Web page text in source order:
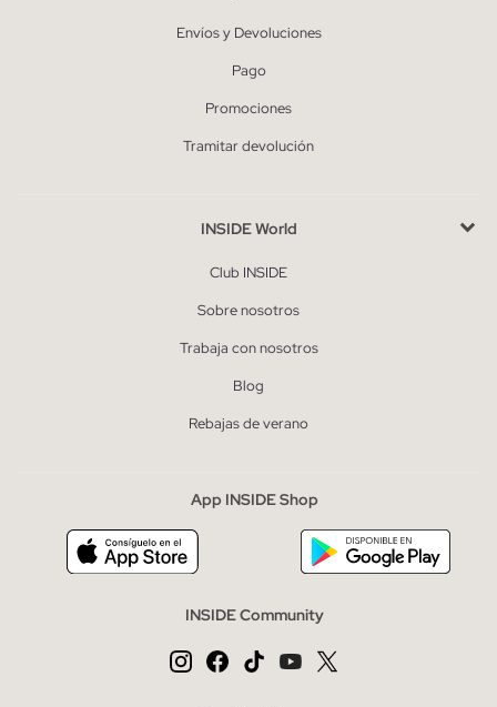
Envíos y Devoluciones
Pago
Promociones
Tramitar devolución
INSIDE World
Club INSIDE
Sobre nosotros
Trabaja con nosotros
Blog
Rebajas de verano
App INSIDE Shop
INSIDE Community